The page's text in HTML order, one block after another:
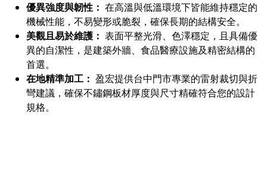
優異強度與韌性： 在高溫與低溫環境下皆能維持穩定的
機械性能，不易變形或脆裂，確保長期的結構安全。
美觀且易於維護： 表面平整光滑、色澤穩定，且具備優
異的自潔性，是建築外牆、食品醫療設施及精密結構的
首選。
在地精準加工： 盈宏提供台中門市專業的雷射裁切與折
彎建議，確保不鏽鋼板材厚度與尺寸精確符合您的設計
規格。